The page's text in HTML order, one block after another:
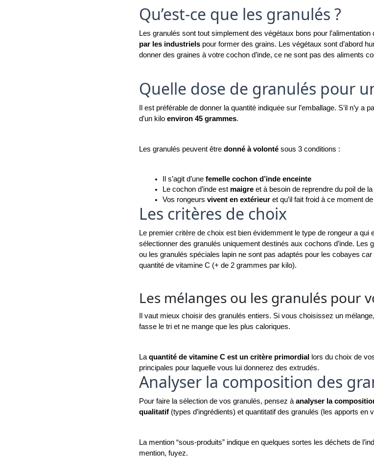
Qu’est-ce que les granulés ?
Les granulés sont tout simplement des végétaux bons pour l’alimentation
par les industriels pour former des grains. Les végétaux sont d’abord
donner des graines à votre cochon d’inde, ce ne sont pas des aliments
Quelle dose de granulés pour
Il est préférable de donner la quantité indiquée sur l’emballage. S’il n’y a
d’un kilo environ 45 grammes.
Les granulés peuvent être donné à volonté sous 3 conditions :
Il s’agit d’une femelle cochon d’inde enceinte
Le cochon d’inde est maigre et à besoin de reprendre du poil de la
Vos rongeurs vivent en extérieur et qu’il fait froid à ce moment de
Les critères de choix
Le premier critère de choix est bien évidemment le type de rongeur a qui
sélectionner des granulés uniquement destinés aux cochons d’inde. Les
ou les granulés spéciales lapin ne sont pas adaptés pour les cobayes
quantité de vitamine C (+ de 2 grammes par kilo).
Les mélanges ou les granulés pour
Il vaut mieux choisir des granulés entiers. Si vous choisissez un
fasse le tri et ne mange que les plus caloriques.
La quantité de vitamine C est un critère primordial
lors du choix de
principales pour laquelle vous lui donnerez des extrudés.
Analyser la composition des
Pour faire la sélection de vos granulés, pensez à analyser la
qualitatif (types d’ingrédients) et quantitatif des granulés (les apports en
La mention “sous-produits” indique en quelques sortes les déchets de
mention, fuyez.